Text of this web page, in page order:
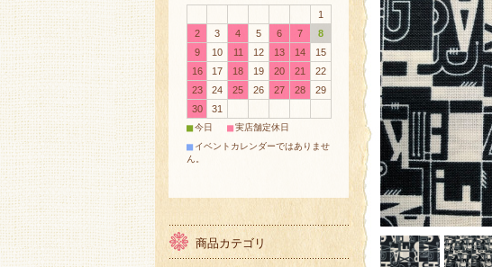
1
2
3 4 5 6 7
8
9
10 11 12 13 14
15
16
17 18 19 20 21
22
23
24 25 26 27 28
29
30
31
■今日 ■実店舗定休日
■ イベントカレンダーではありませ
ん。
商品カテゴリ